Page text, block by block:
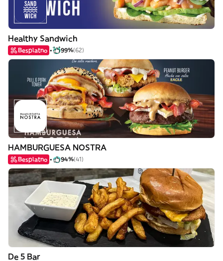
Healthy Sandwich
Besplatno 99%(62)
HAMBURGUESA NOSTRA
Besplatno 94%(41)
De 5 Bar